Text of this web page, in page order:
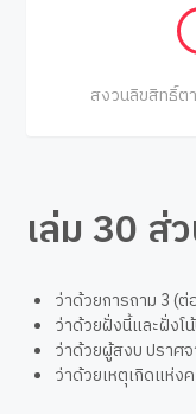
สงวนลิขสิทธิ์
เล่ม 30 ส่
ว่าด้วยการถาม 3 (ต่
ว่าด้วยฝั่งนี้และฝั่งโ
ว่าด้วยผู้สงบ ปราศ
ว่าด้วยเหตุเกิดแห่ง